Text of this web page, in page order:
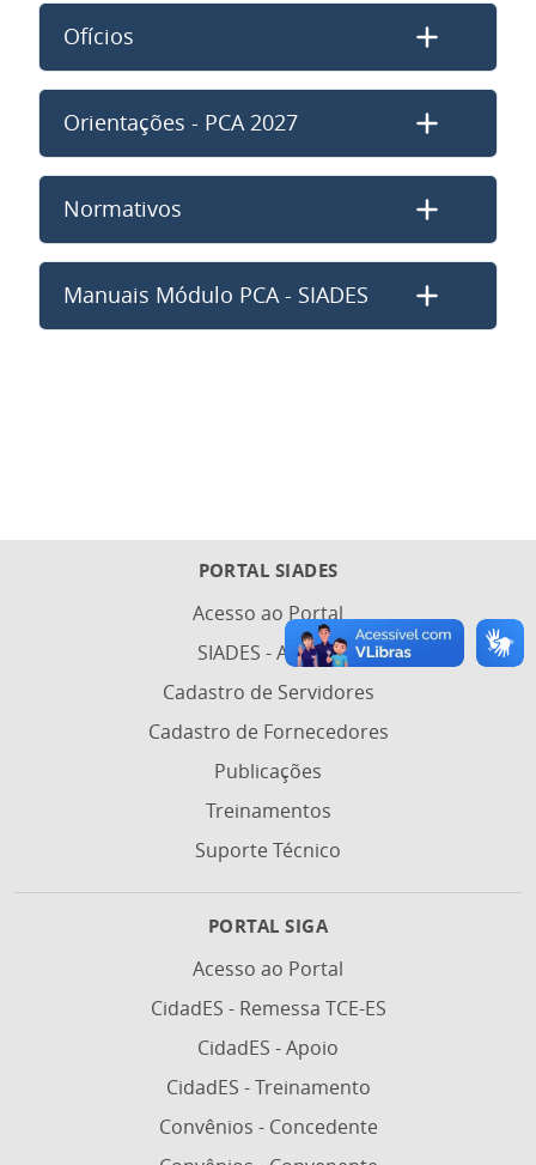
Ofícios
Orientações - PCA 2027
Normativos
Manuais Módulo PCA - SIADES
PORTAL SIADES
Acesso ao Portal
SIADES - Acesso
Cadastro de Servidores
Cadastro de Fornecedores
Publicações
Treinamentos
Suporte Técnico
PORTAL SIGA
Acesso ao Portal
CidadES - Remessa TCE-ES
CidadES - Apoio
CidadES - Treinamento
Convênios - Concedente